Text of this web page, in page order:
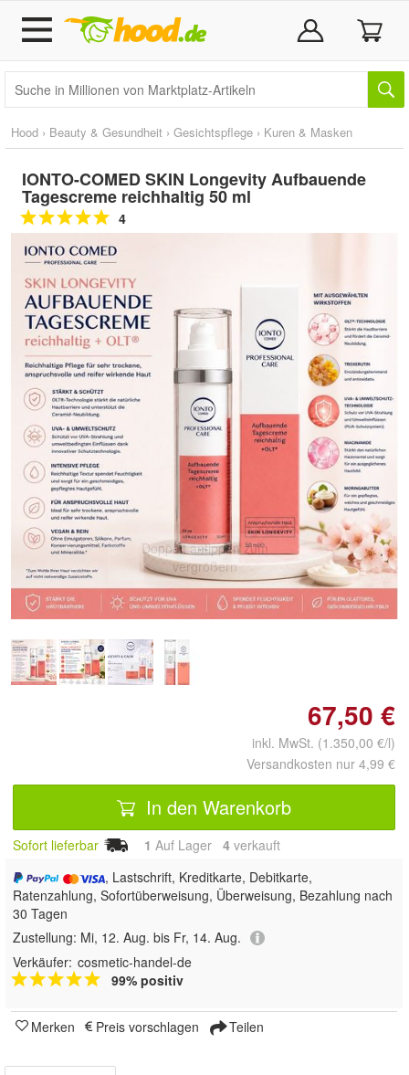
Hood › Beauty & Gesundheit › Gesichtspflege › Kuren & Masken
IONTO-COMED SKIN Longevity Aufbauende
Tagescreme reichhaltig 50 ml
4
Doppelt antippen zum
vergrößern
67,50 €
inkl. MwSt. (1.350,00 €/l)
Versandkosten nur 4,99 €
In den Warenkorb
Sofort lieferbar 1 Auf Lager 4 verkauft
, Lastschrift, Kreditkarte, Debitkarte,
Ratenzahlung, Sofortüberweisung, Überweisung, Bezahlung nach
30 Tagen
Zustellung: Mi, 12. Aug. bis Fr, 14. Aug.
Verkäufer: cosmetic-handel-de
99% positiv
Merken Preis vorschlagen Teilen